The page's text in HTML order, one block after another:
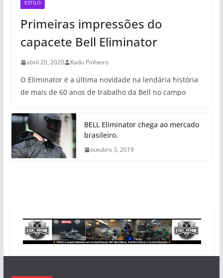
ESTILO
Primeiras impressões do
capacete Bell Eliminator
abril 20, 2020 Kadu Pinheiro
O Eliminator é a última novidade na lendária história
de mais de 60 anos de trabalho da Bell no campo
BELL Eliminator chega ao mercado
brasileiro.
outubro 3, 2019